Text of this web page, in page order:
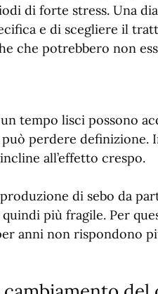
di forte stress. Una
e di scegliere il
che potrebbero non
tempo lisci possono
perdere definizione.
all’effetto crespo.
di sebo da
più fragile. Per
anni non rispondono